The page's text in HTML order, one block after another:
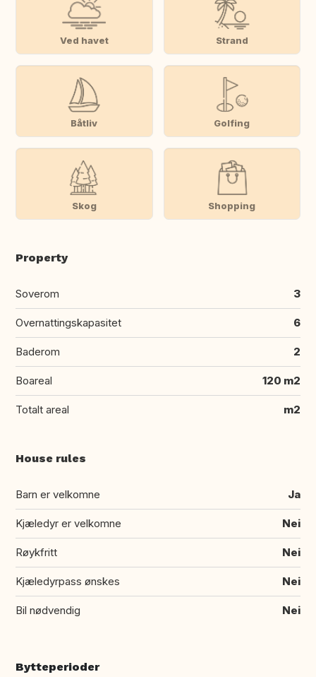
Ved havet Strand
Båtliv Golfing
Skog Shopping
Property
Soverom 3
Overnattingskapasitet 6
Baderom 2
Boareal 120 m2
Totalt areal m2
House rules
Barn er velkomne Ja
Kjæledyr er velkomne Nei
Røykfritt Nei
Kjæledyrpass ønskes Nei
Bil nødvendig Nei
Bytteperioder